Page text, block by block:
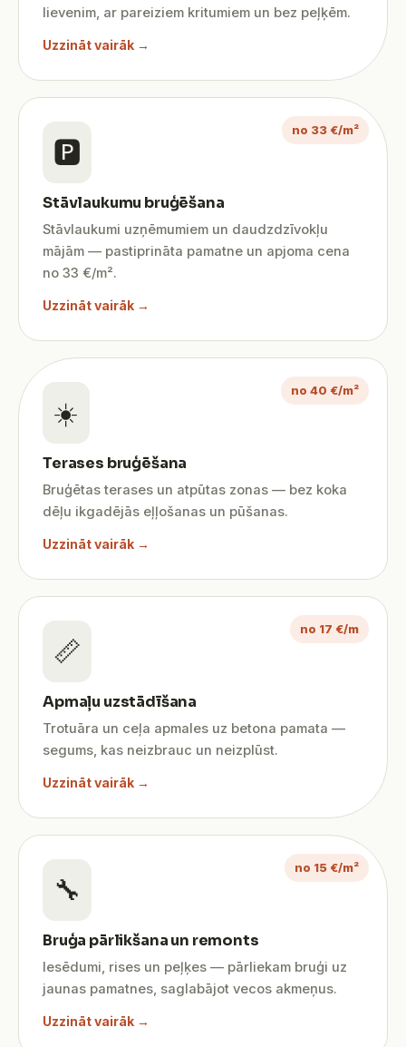
lievenim, ar pareiziem kritumiem un bez peļķēm.
Uzzināt vairāk →
no 33 €/m²
🅿️
Stāvlaukumu bruģēšana
Stāvlaukumi uzņēmumiem un daudzdzīvokļu
mājām — pastiprināta pamatne un apjoma cena
no 33 €/m².
Uzzināt vairāk →
no 40 €/m²
☀️
Terases bruģēšana
Bruģētas terases un atpūtas zonas — bez koka
dēļu ikgadējās eļļošanas un pūšanas.
Uzzināt vairāk →
no 17 €/m
📏
Apmaļu uzstādīšana
Trotuāra un ceļa apmales uz betona pamata —
segums, kas neizbrauc un neizplūst.
Uzzināt vairāk →
no 15 €/m²
🔧
Bruģa pārlikšana un remonts
Iesēdumi, rises un peļķes — pārliekam bruģi uz
jaunas pamatnes, saglabājot vecos akmeņus.
Uzzināt vairāk →